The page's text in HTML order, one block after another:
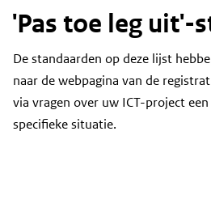
'Pas toe leg uit'-
Content
De standaarden op deze lijst
naar de webpagina van de
via vragen over uw ICT-project
specifieke situatie.